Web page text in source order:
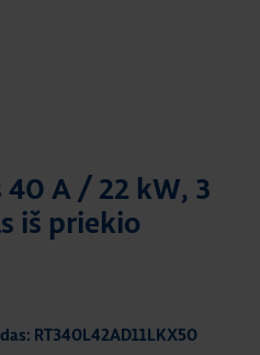
A / 22 kW, 3
iš priekio
RT340L42AD11LKX50